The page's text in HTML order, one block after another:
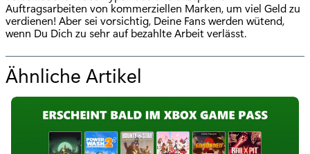
Auftragsarbeiten von kommerziellen Marken, um viel Geld zu
verdienen! Aber sei vorsichtig, Deine Fans werden wütend,
wenn Du Dich zu sehr auf bezahlte Arbeit verlässt.
Ähnliche Artikel
ü
r